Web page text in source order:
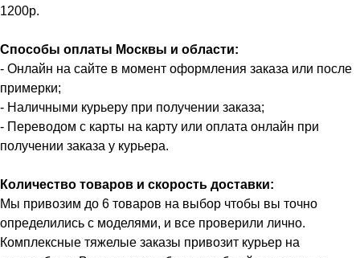
1200р.
Способы оплаты Москвы и области:
- Онлайн на сайте в момент оформления заказа или после
примерки;
- Наличными курьеру при получении заказа;
- Переводом с карты на карту или оплата онлайн при
получении заказа у курьера.
Количество товаров и скорость доставки:
Мы привозим до 6 товаров на выбор чтобы вы точно
определились с моделями, и все проверили лично.
Комплексные тяжелые заказы привозит курьер на